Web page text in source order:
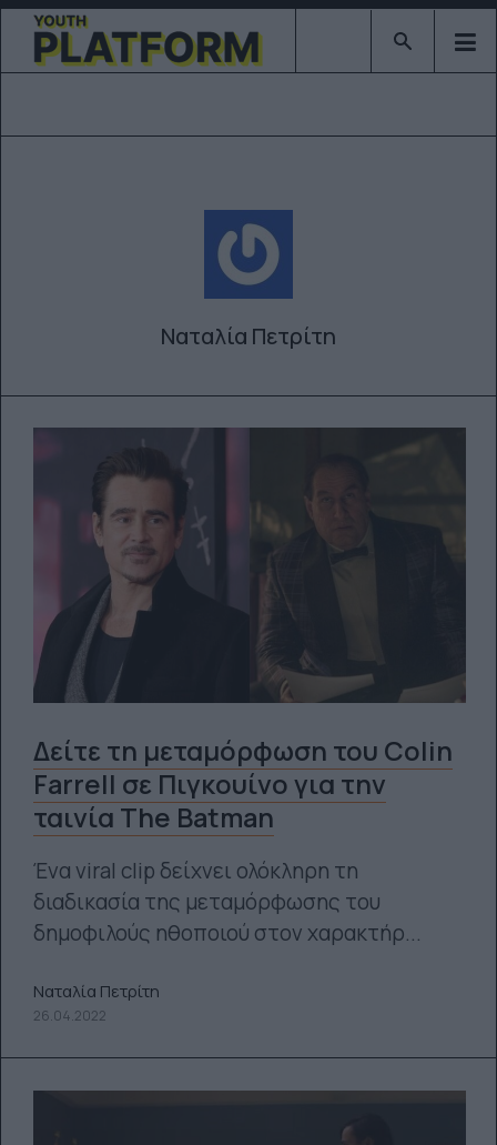
Type 2 or
Ναταλία Πετρίτη
Δείτε τη μεταμόρφωση του Colin
Farrell σε Πιγκουίνο για την
ταινία Τhe Batman
Ένα viral clip δείχνει ολόκληρη τη
διαδικασία της μεταμόρφωσης του
δημοφιλούς ηθοποιού στον χαρακτήρ...
Ναταλία Πετρίτη
26.04.2022